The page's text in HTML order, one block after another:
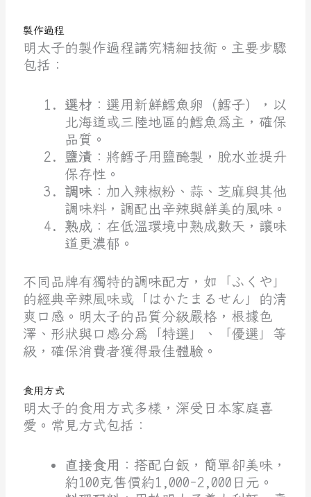
製作過程
明太子的製作過程講究精細技術。主要步驟
包括：
選材 ：選用新鮮鱈魚卵（鱈子），以
北海道或三陸地區的鱈魚為主，確保
品質。
鹽漬 ：將鱈子用鹽醃製，脫水並提升
保存性。
調味 ：加入辣椒粉、蒜、芝麻與其他
調味料，調配出辛辣與鮮美的風味。
熟成 ：在低溫環境中熟成數天，讓味
道更濃郁。
不同品牌有獨特的調味配方，如「ふくや」
的經典辛辣風味或「はかたまるせん」的清
爽口感。明太子的品質分級嚴格，根據色
澤、形狀與口感分為「特選」、「優選」等
級，確保消費者獲得最佳體驗。
食用方式
明太子的食用方式多樣，深受日本家庭喜
愛。常見方式包括：
直接食用 ：搭配白飯，簡單卻美味，
約100克售價約1,000-2,000日元。